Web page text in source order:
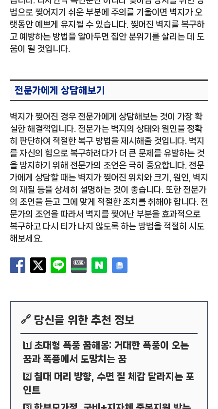
법으로 찢어지기 쉬운 부분에 주의를 기울이면 벽지가 오
랫동안 예쁘게 유지될 수 있습니다. 찢어진 벽지를 복구하
고 예방하는 방법을 알아두면 집안 분위기를 살리는 데 도
움이 될 것입니다.
전문가에게 상담해보기
벽지가 찢어진 경우 전문가에게 상담해보는 것이 가장 확
실한 해결책입니다. 전문가는 벽지의 상태와 원인을 정확
히 판단하여 적절한 복구 방법을 제시해줄 것입니다. 벽지
를 자신의 힘으로 복구하려다가 더 큰 문제를 유발하는 것
을 방지하기 위해 전문가의 조언은 극히 중요합니다. 전문
가에게 상담할 때는 벽지가 찢어진 위치와 크기, 원인, 벽지
의 재질 등을 상세히 설명하는 것이 좋습니다. 또한 전문가
의 조언을 듣고 그에 맞게 적절한 조치를 취해야 합니다. 전
문가의 조언을 따라서 벽지를 찢어난 부분을 효과적으로
복구하고 다시 티가 나지 않도록 하는 방법을 적절히 시도
해보세요.
🔗 당신을 위한 추천 정보
1️⃣ 초대형 폭풍 꿈해몽: 거대한 폭풍이 오는
꿈과 폭풍에서 도망치는 꿈
2️⃣ 침대 머리 방향, 수면 질 체감 달라지는 포
인트